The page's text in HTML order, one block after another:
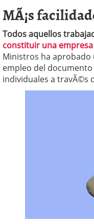
gestión
del
ahorro
en
España
ReseÃ±a
Crear
CÃ³mo
MÃ¡s
Todos aquellos
constituir una empresa
Ministros ha aprobado
empleo del documento
individuales a travÃ©s